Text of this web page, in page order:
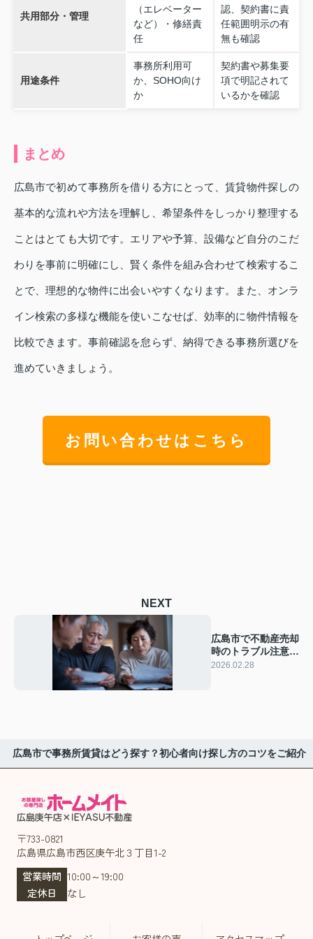
共用部分・管理
（エレベーター
など）・修繕責
任
認、契約書に責
任範囲明示の有
無も確認
用途条件
事務所利用可
か、SOHO向け
か
契約書や募集要
項で明記されて
いるかを確認
まとめ
広島市で初めて事務所を借りる方にとって、賃貸物件探しの
基本的な流れや方法を理解し、希望条件をしっかり整理する
ことはとても大切です。エリアや予算、設備など自分のこだ
わりを事前に明確にし、賢く条件を組み合わせて検索するこ
とで、理想的な物件に出会いやすくなります。また、オンラ
イン検索の多様な機能を使いこなせば、効率的に物件情報を
比較できます。事前確認を怠らず、納得できる事務所選びを
進めていきましょう。
お問い合わせはこちら
NEXT
広島市で不動産売却
時のトラブル注意点
は？相続や離婚のリ
2026.02.28
広島市で事務所賃貸はどう探す？初心者向け探し方のコツをご紹介
〒733-0821
広島県広島市西区庚午北３丁目1-2
営業時間 10:00～19:00
定休日
なし